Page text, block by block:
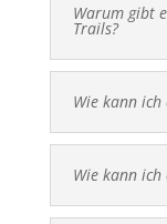
Warum gibt
Trails?
Wie kann
Wie kann